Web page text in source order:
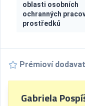
oblasti osobních
ochranných
prostředků
Prémioví
Gabriela